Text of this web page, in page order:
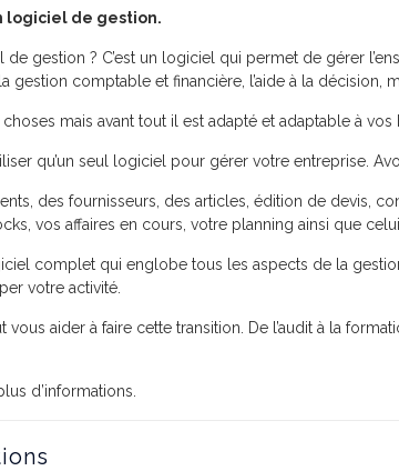
logiciel de gestion.
de gestion ? C’est un logiciel qui permet de gérer
gestion comptable et financière, l’aide à la
mais avant tout il est adapté et adaptable à vos
qu’un seul logiciel pour gérer votre entreprise.
des fournisseurs, des articles, édition de devis,
vos affaires en cours, votre planning ainsi que
complet qui englobe tous les aspects de la
votre activité.
vous aider à faire cette transition. De l’audit à la
d’informations.